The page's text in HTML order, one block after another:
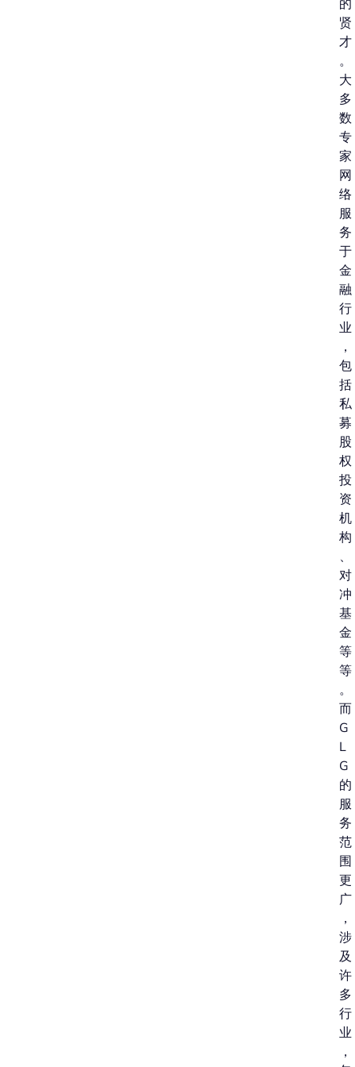
的
贤
才
。
大
多
数
专
家
网
络
服
务
于
金
融
行
业
，
包
括
私
募
股
权
投
资
机
构
、
对
冲
基
金
等
等
。
而
G
L
G
的
服
务
范
围
更
广
，
涉
及
许
多
行
业
，